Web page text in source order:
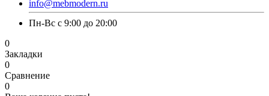
info@mebmodern.ru
Пн-Вс с 9:00 до 20:00
0
Закладки
0
Сравнение
0